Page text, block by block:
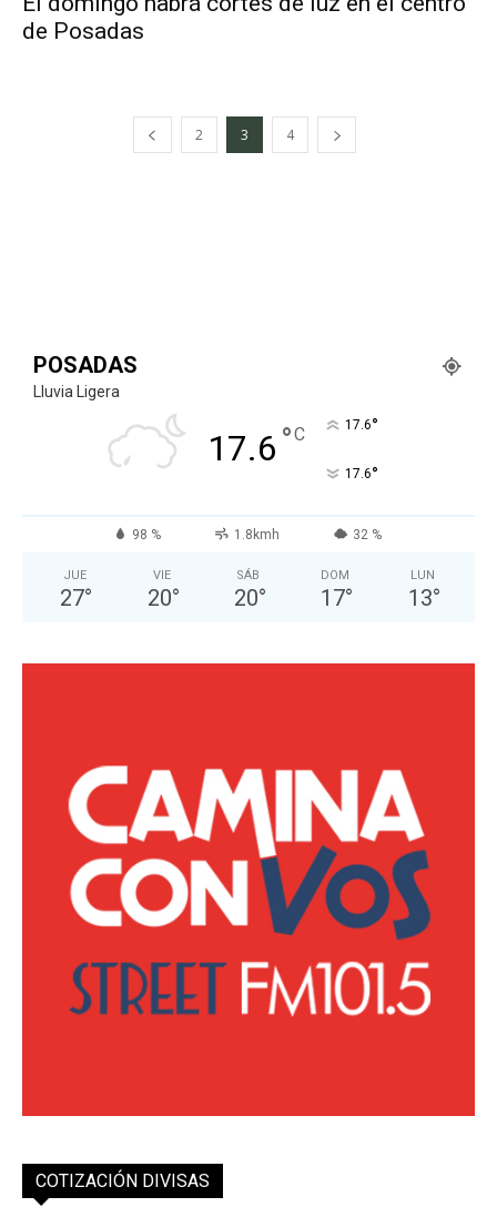
de Posadas
2 3 4
POSADAS
Lluvia Ligera
17.6 °C 17.6°
17.6°
98 % 1.8kmh 32 %
JUE
27°
VIE
20°
SÁB
20°
DOM
17°
LUN
13°
COTIZACIÓN DIVISAS